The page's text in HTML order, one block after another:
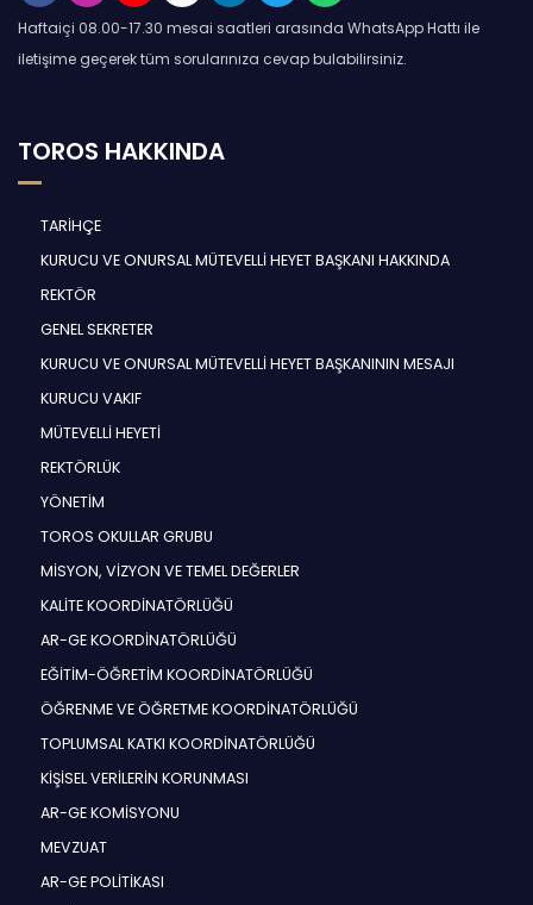
Haftaiçi 08.00-17.30 mesai saatleri arasında WhatsApp Hattı ile
iletişime geçerek tüm sorularınıza cevap bulabilirsiniz.
TOROS HAKKINDA
TARİHÇE
KURUCU VE ONURSAL MÜTEVELLİ HEYET BAŞKANI HAKKINDA
REKTÖR
GENEL SEKRETER
KURUCU VE ONURSAL MÜTEVELLİ HEYET BAŞKANININ MESAJI
KURUCU VAKIF
MÜTEVELLİ HEYETİ
REKTÖRLÜK
YÖNETİM
TOROS OKULLAR GRUBU
MİSYON, VİZYON VE TEMEL DEĞERLER
KALİTE KOORDİNATÖRLÜĞÜ
AR-GE KOORDİNATÖRLÜĞÜ
EĞİTİM-ÖĞRETİM KOORDİNATÖRLÜĞÜ
ÖĞRENME VE ÖĞRETME KOORDİNATÖRLÜĞÜ
TOPLUMSAL KATKI KOORDİNATÖRLÜĞÜ
KİŞİSEL VERİLERİN KORUNMASI
AR-GE KOMİSYONU
MEVZUAT
AR-GE POLİTİKASI